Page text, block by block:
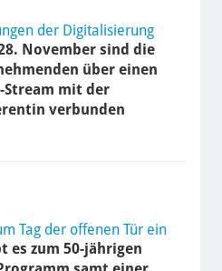
der Digitalisierung
November sind die
über einen
Stream mit der
verbunden
Tag der offenen Tür ein
es zum 50-jährigen